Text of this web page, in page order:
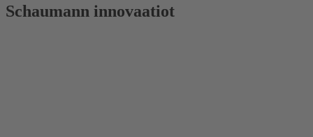
Schaumann innovaatiot